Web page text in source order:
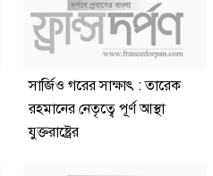
সার্জিও গরের সাক্ষাৎ : তারেক
রহমানের নেতৃত্বে পূর্ণ আস্থা
যুক্তরাষ্ট্রের